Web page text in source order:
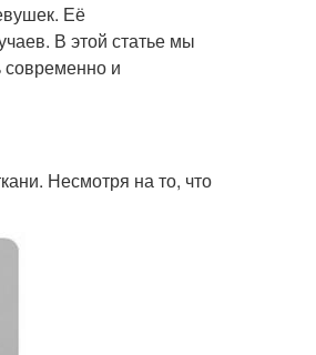
Её
В этой статье мы
современно и
Несмотря на то, что